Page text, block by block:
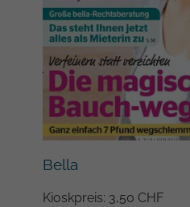
Bella
Kioskpreis: 3,50 CHF